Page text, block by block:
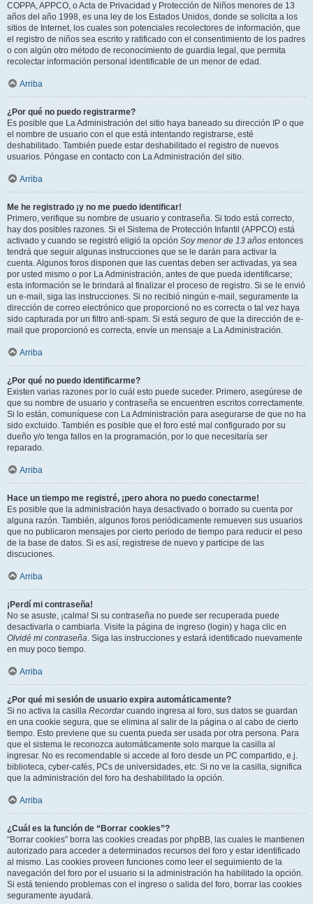
COPPA, APPCO, o Acta de Privacidad y Protección de Niños menores de 13
años del año 1998, es una ley de los Estados Unidos, donde se solicita a los
sitios de Internet, los cuales son potenciales recolectores de información, que
el registro de niños sea escrito y ratificado con el consentimiento de los padres
o con algún otro método de reconocimiento de guardia legal, que permita
recolectar información personal identificable de un menor de edad.
Arriba
¿Por qué no puedo registrarme?
Es posible que La Administración del sitio haya baneado su dirección IP o que
el nombre de usuario con el que está intentando registrarse, esté
deshabilitado. También puede estar deshabilitado el registro de nuevos
usuarios. Póngase en contacto con La Administración del sitio.
Arriba
Me he registrado ¡y no me puedo identificar!
Primero, verifique su nombre de usuario y contraseña. Si todo está correcto,
hay dos posibles razones. Si el Sistema de Protección Infantil (APPCO) está
activado y cuando se registró eligió la opción Soy menor de 13 años entonces
tendrá que seguir algunas instrucciones que se le darán para activar la
cuenta. Algunos foros disponen que las cuentas deben ser activadas, ya sea
por usted mismo o por La Administración, antes de que pueda identificarse;
esta información se le brindará al finalizar el proceso de registro. Si se le envió
un e-mail, siga las instrucciones. Si no recibió ningún e-mail, seguramente la
dirección de correo electrónico que proporcionó no es correcta o tal vez haya
sido capturada por un filtro anti-spam. Si está seguro de que la dirección de e-
mail que proporcionó es correcta, envíe un mensaje a La Administración.
Arriba
¿Por qué no puedo identificarme?
Existen varias razones por lo cuál esto puede suceder. Primero, asegúrese de
que su nombre de usuario y contraseña se encuentren escritos correctamente.
Si lo están, comuníquese con La Administración para asegurarse de que no ha
sido excluido. También es posible que el foro esté mal configurado por su
dueño y/o tenga fallos en la programación, por lo que necesitaría ser
reparado.
Arriba
Hace un tiempo me registré, ¡pero ahora no puedo conectarme!
Es posible que la administración haya desactivado o borrado su cuenta por
alguna razón. También, algunos foros periódicamente remueven sus usuarios
que no publicaron mensajes por cierto periodo de tiempo para reducir el peso
de la base de datos. Si es así, registrese de nuevo y participe de las
discuciones.
Arriba
¡Perdí mi contraseña!
No se asuste, ¡calma! Si su contraseña no puede ser recuperada puede
desactivarla o cambiarla. Visite la página de ingreso (login) y haga clic en
Olvidé mi contraseña. Siga las instrucciones y estará identificado nuevamente
en muy poco tiempo.
Arriba
¿Por qué mi sesión de usuario expira automáticamente?
Si no activa la casilla Recordarcuando ingresa al foro, sus datos se guardan
en una cookie segura, que se elimina al salir de la página o al cabo de cierto
tiempo. Esto previene que su cuenta pueda ser usada por otra persona. Para
que el sistema le reconozca automáticamente solo marque la casilla al
ingresar. No es recomendable si accede al foro desde un PC compartido, e.j.
biblioteca, cyber-cafés, PCs de universidades, etc. Si no ve la casilla, significa
que la administración del foro ha deshabilitado la opción.
Arriba
¿Cuál es la función de “Borrar cookies”?
“Borrar cookies” borra las cookies creadas por phpBB, las cuales le mantienen
autorizado para acceder a determinados recursos del foro y estar identificado
al mismo. Las cookies proveen funciones como leer el seguimiento de la
navegación del foro por el usuario si la administración ha habilitado la opción.
Si está teniendo problemas con el ingreso o salida del foro, borrar las cookies
seguramente ayudará.